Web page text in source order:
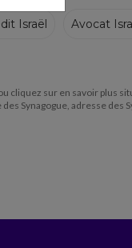
Israël Avocat
cliquez sur en savoir plus
Synagogue, adresse des